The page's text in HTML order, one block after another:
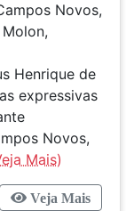
Novos,
Henrique de
expressivas
Novos,
Veja Mais